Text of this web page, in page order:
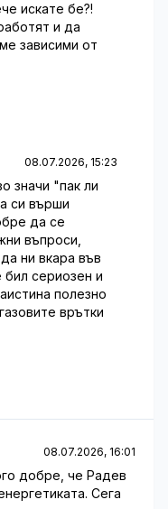
искате бе?!
и да
зависими от
08.07.2026, 15:23
значи "пак ли
си върши
да се
въпроси,
ни вкара във
сериозен и
полезно
врътки
08.07.2026, 16:01
добре, че Радев
Сега